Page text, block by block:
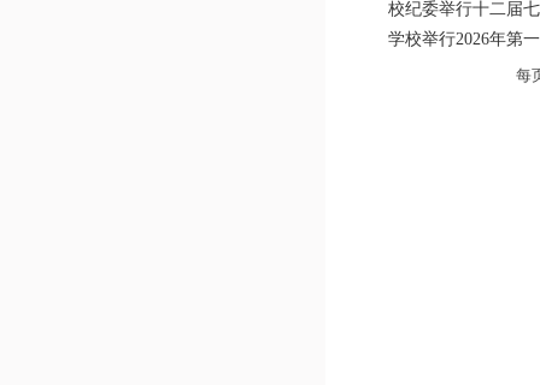
校纪委举行十二届
学校举行2026年第
每